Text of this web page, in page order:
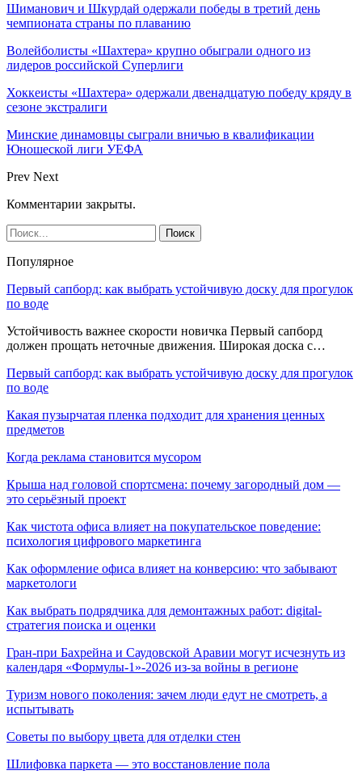
Шиманович и Шкурдай одержали победы в третий день
чемпионата страны по плаванию
Волейболисты «Шахтера» крупно обыграли одного из
лидеров российской Суперлиги
Хоккеисты «Шахтера» одержали двенадцатую победу кряду в
сезоне экстралиги
Минские динамовцы сыграли вничью в квалификации
Юношеской лиги УЕФА
Prev Next
Комментарии закрыты.
Популярное
Первый сапборд: как выбрать устойчивую доску для прогулок
по воде
Устойчивость важнее скорости новичка Первый сапборд
должен прощать неточные движения. Широкая доска с…
Первый сапборд: как выбрать устойчивую доску для прогулок
по воде
Какая пузырчатая пленка подходит для хранения ценных
предметов
Когда реклама становится мусором
Крыша над головой спортсмена: почему загородный дом —
это серьёзный проект
Как чистота офиса влияет на покупательское поведение:
психология цифрового маркетинга
Как оформление офиса влияет на конверсию: что забывают
маркетологи
Как выбрать подрядчика для демонтажных работ: digital-
стратегия поиска и оценки
Гран-при Бахрейна и Саудовской Аравии могут исчезнуть из
календаря «Формулы-1»-2026 из-за войны в регионе
Туризм нового поколения: зачем люди едут не смотреть, а
испытывать
Советы по выбору цвета для отделки стен
Шлифовка паркета — это восстановление пола